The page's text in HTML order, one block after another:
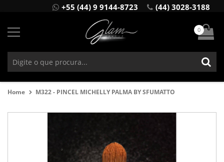
+55 (44) 9 9144-8723 (44) 3028-3188
0
Home M322 - PINCEL MICHELLY PALMA BY SFUMATTO